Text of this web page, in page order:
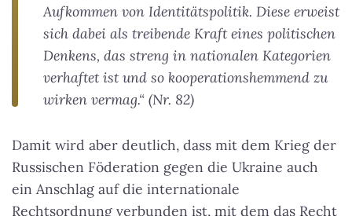
Aufkommen von Identitätspolitik. Diese erweist
sich dabei als treibende Kraft eines politischen
Denkens, das streng in nationalen Kategorien
verhaftet ist und so kooperationshemmend zu
wirken vermag.“ (Nr. 82)
Damit wird aber deutlich, dass mit dem Krieg der
Russischen Föderation gegen die Ukraine auch
ein Anschlag auf die internationale
Rechtsordnung verbunden ist, mit dem das Recht